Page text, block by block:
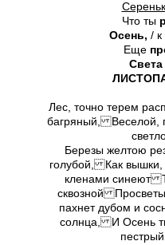
Что ты
Осень, /
Еще
Света
Лес, точно терем
багряный, Веселой,
Березы желтою
голубой, Как
кленами синеют
сквозной
пахнет дубом и
солнца, И Осень